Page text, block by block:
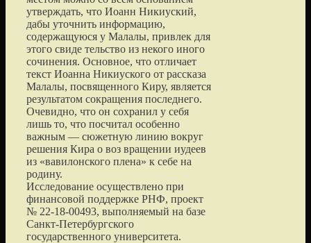
утверждать, что Иоанн Никиуский,
дабы уточнить информацию,
содержащуюся у Малалы, привлек для
этого свиде тельство из некого иного
сочинения. Основное, что отличает
текст Иоанна Никиуского от рассказа
Малалы, посвященного Киру, является
результатом сокращения последнего.
Очевидно, что он сохранил у себя
лишь то, что посчитал особенно
важным — сюжетную линию вокруг
решения Кира о воз вращении иудеев
из «вавилонского плена» к себе на
родину.
Исследование осуществлено при
финансовой поддержке РНФ, проект
№ 22-18-00493, выполняемый на базе
Санкт-Петербургского
государственного университета.